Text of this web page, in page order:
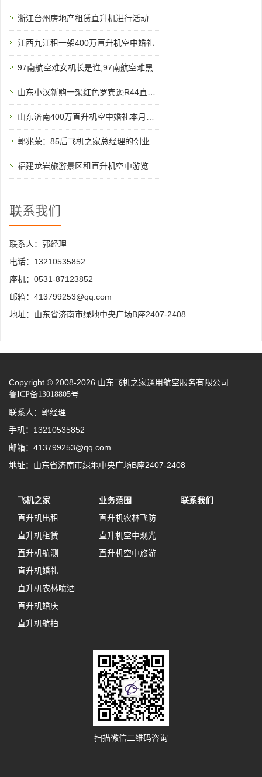
浙江台州房地产租赁直升机进行活动
江西九江租一架400万直升机空中婚礼
97南航空难女机长是谁,97南航空难黑匣子录音
山东小汉新购一架红色罗宾逊R44直升机开启新的征程
山东济南400万直升机空中婚礼本月新的一场即将开始
郭兆荣：85后飞机之家总经理的创业之路运营8架直升机
福建龙岩旅游景区租直升机空中游览
联系我们
联系人：郭经理
电话：13210535852
座机：0531-87123852
邮箱：413799253@qq.com
地址：山东省济南市绿地中央广场B座2407-2408
Copyright © 2008-2026 山东飞机之家通用航空服务有限公司
鲁ICP备13018805号
联系人：郭经理
手机：13210535852
邮箱：413799253@qq.com
地址：山东省济南市绿地中央广场B座2407-2408
飞机之家
直升机出租
直升机租赁
直升机航测
直升机婚礼
直升机农林喷洒
直升机婚庆
直升机航拍
业务范围
直升机农林飞防
直升机空中观光
直升机空中旅游
联系我们
扫描微信二维码咨询